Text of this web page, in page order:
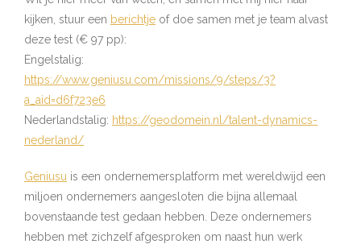
kijken, stuur een berichtje of doe samen met je team alvast
deze test (€ 97 pp):
Engelstalig:
https://www.geniusu.com/missions/9/steps/3?
a_aid=d6f723e6
Nederlandstalig: https://geodomein.nl/talent-dynamics-
nederland/
Geniusu is een ondernemersplatform met wereldwijd een
miljoen ondernemers aangesloten die bijna allemaal
bovenstaande test gedaan hebben. Deze ondernemers
hebben met zichzelf afgesproken om naast hun werk